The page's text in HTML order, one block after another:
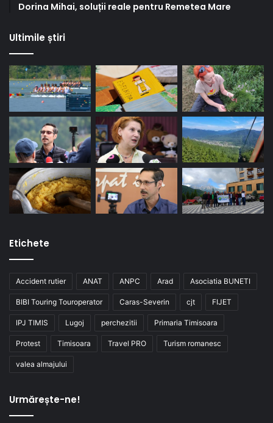
Dorina Mihai, soluții reale pentru Remetea Mare
Ultimile știri
Etichete
Accident rutier ANAT ANPC Arad Asociatia BUNETI
BIBI Touring Touroperator Caras-Severin cjt FIJET
IPJ TIMIS Lugoj perchezitii Primaria Timisoara
Protest Timisoara Travel PRO Turism romanesc
valea almajului
Urmărește-ne!